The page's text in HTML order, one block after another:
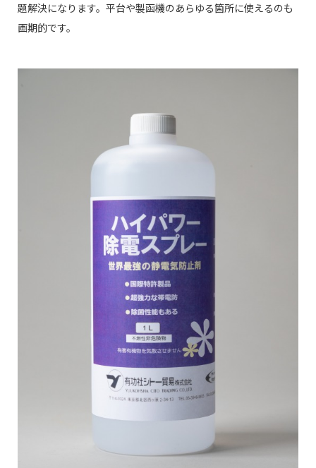
題解決になります。平台や製函機のあらゆる箇所に使えるのも
画期的です。